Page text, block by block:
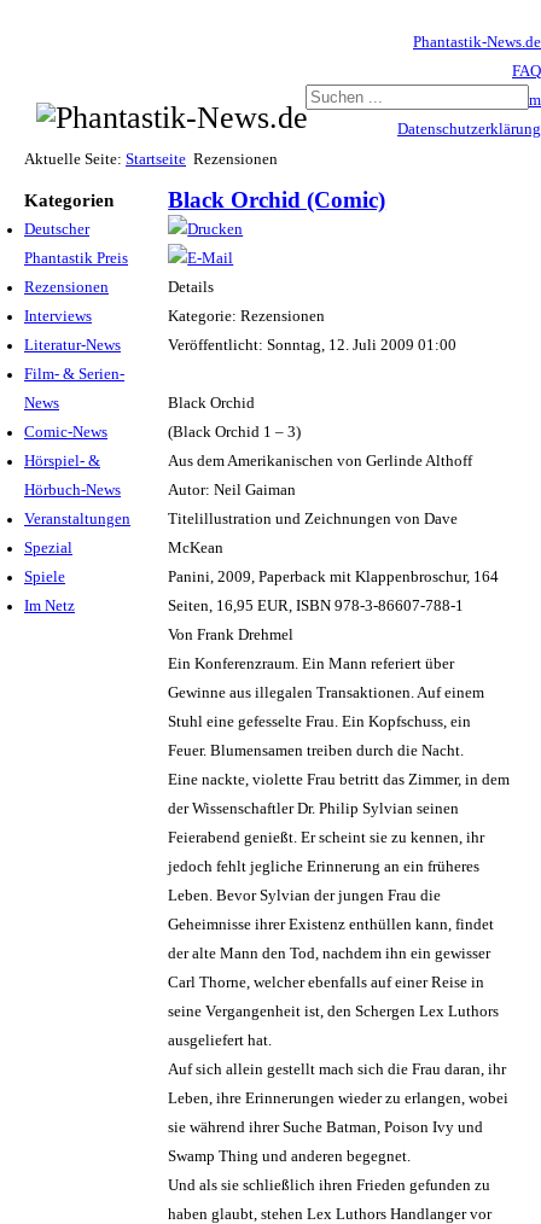
Phantastik-News.de
FAQ
Impressum
Datenschutzerklärung
Aktuelle Seite: Startseite Rezensionen
Kategorien
Deutscher
Phantastik Preis
Rezensionen
Interviews
Literatur-News
Film- & Serien-
News
Comic-News
Hörspiel- &
Hörbuch-News
Veranstaltungen
Spezial
Spiele
Im Netz
Black Orchid (Comic)
Details
Kategorie: Rezensionen
Veröffentlicht: Sonntag, 12. Juli 2009 01:00
Black Orchid
(Black Orchid 1 – 3)
Aus dem Amerikanischen von Gerlinde Althoff
Autor: Neil Gaiman
Titelillustration und Zeichnungen von Dave
McKean
Panini, 2009, Paperback mit Klappenbroschur, 164
Seiten, 16,95 EUR, ISBN 978-3-86607-788-1
Von Frank Drehmel
Ein Konferenzraum. Ein Mann referiert über
Gewinne aus illegalen Transaktionen. Auf einem
Stuhl eine gefesselte Frau. Ein Kopfschuss, ein
Feuer. Blumensamen treiben durch die Nacht.
Eine nackte, violette Frau betritt das Zimmer, in dem
der Wissenschaftler Dr. Philip Sylvian seinen
Feierabend genießt. Er scheint sie zu kennen, ihr
jedoch fehlt jegliche Erinnerung an ein früheres
Leben. Bevor Sylvian der jungen Frau die
Geheimnisse ihrer Existenz enthüllen kann, findet
der alte Mann den Tod, nachdem ihn ein gewisser
Carl Thorne, welcher ebenfalls auf einer Reise in
seine Vergangenheit ist, den Schergen Lex Luthors
ausgeliefert hat.
Auf sich allein gestellt mach sich die Frau daran, ihr
Leben, ihre Erinnerungen wieder zu erlangen, wobei
sie während ihrer Suche Batman, Poison Ivy und
Swamp Thing und anderen begegnet.
Und als sie schließlich ihren Frieden gefunden zu
haben glaubt, stehen Lex Luthors Handlanger vor